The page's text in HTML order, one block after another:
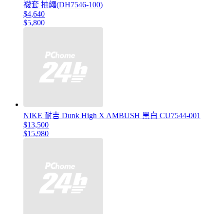
襪套 抽繩(DH7546-100)
$4,640
$5,800
NIKE 耐吉 Dunk High X AMBUSH 黑白 CU7544-001
$13,500
$15,980